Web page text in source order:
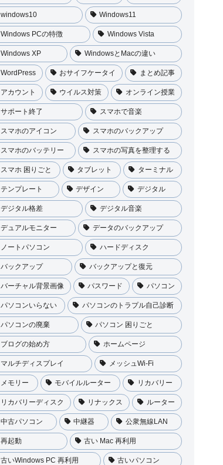
windows10 Windows11
Windows PCの特徴 Windows Vista
Windows XP WindowsとMacの違い
WordPress おサイフケータイ まとめ記事
アカウント ウイルス対策 オンライン授業
サポート終了 スマホで音楽
スマホのアイコン スマホのバックアップ
スマホのバッテリー スマホの写真を整理する
スマホ 困りごと タブレット ターミナル
テンプレート デザイン デジタル
デジタル格差 デジタル音楽
デュアルモニター データのバックアップ
ノートパソコン ハードディスク
バックアップ バックアップと復元
バーチャル背景画像 パスワード パソコン
パソコンいらない パソコンのトラプル自己診断
パソコンの廃棄 パソコン 困りごと
ブログの始め方 ホームページ
マルチディスプレイ メッシュWi-Fi
メモリー モバイルルーター リカバリー
リカバリーディスク リナックス ルーター
中古パソコン 中継器 公衆無線LAN
再起動 古い Mac 再利用
古いWindows PC 再利用 古いパソコン